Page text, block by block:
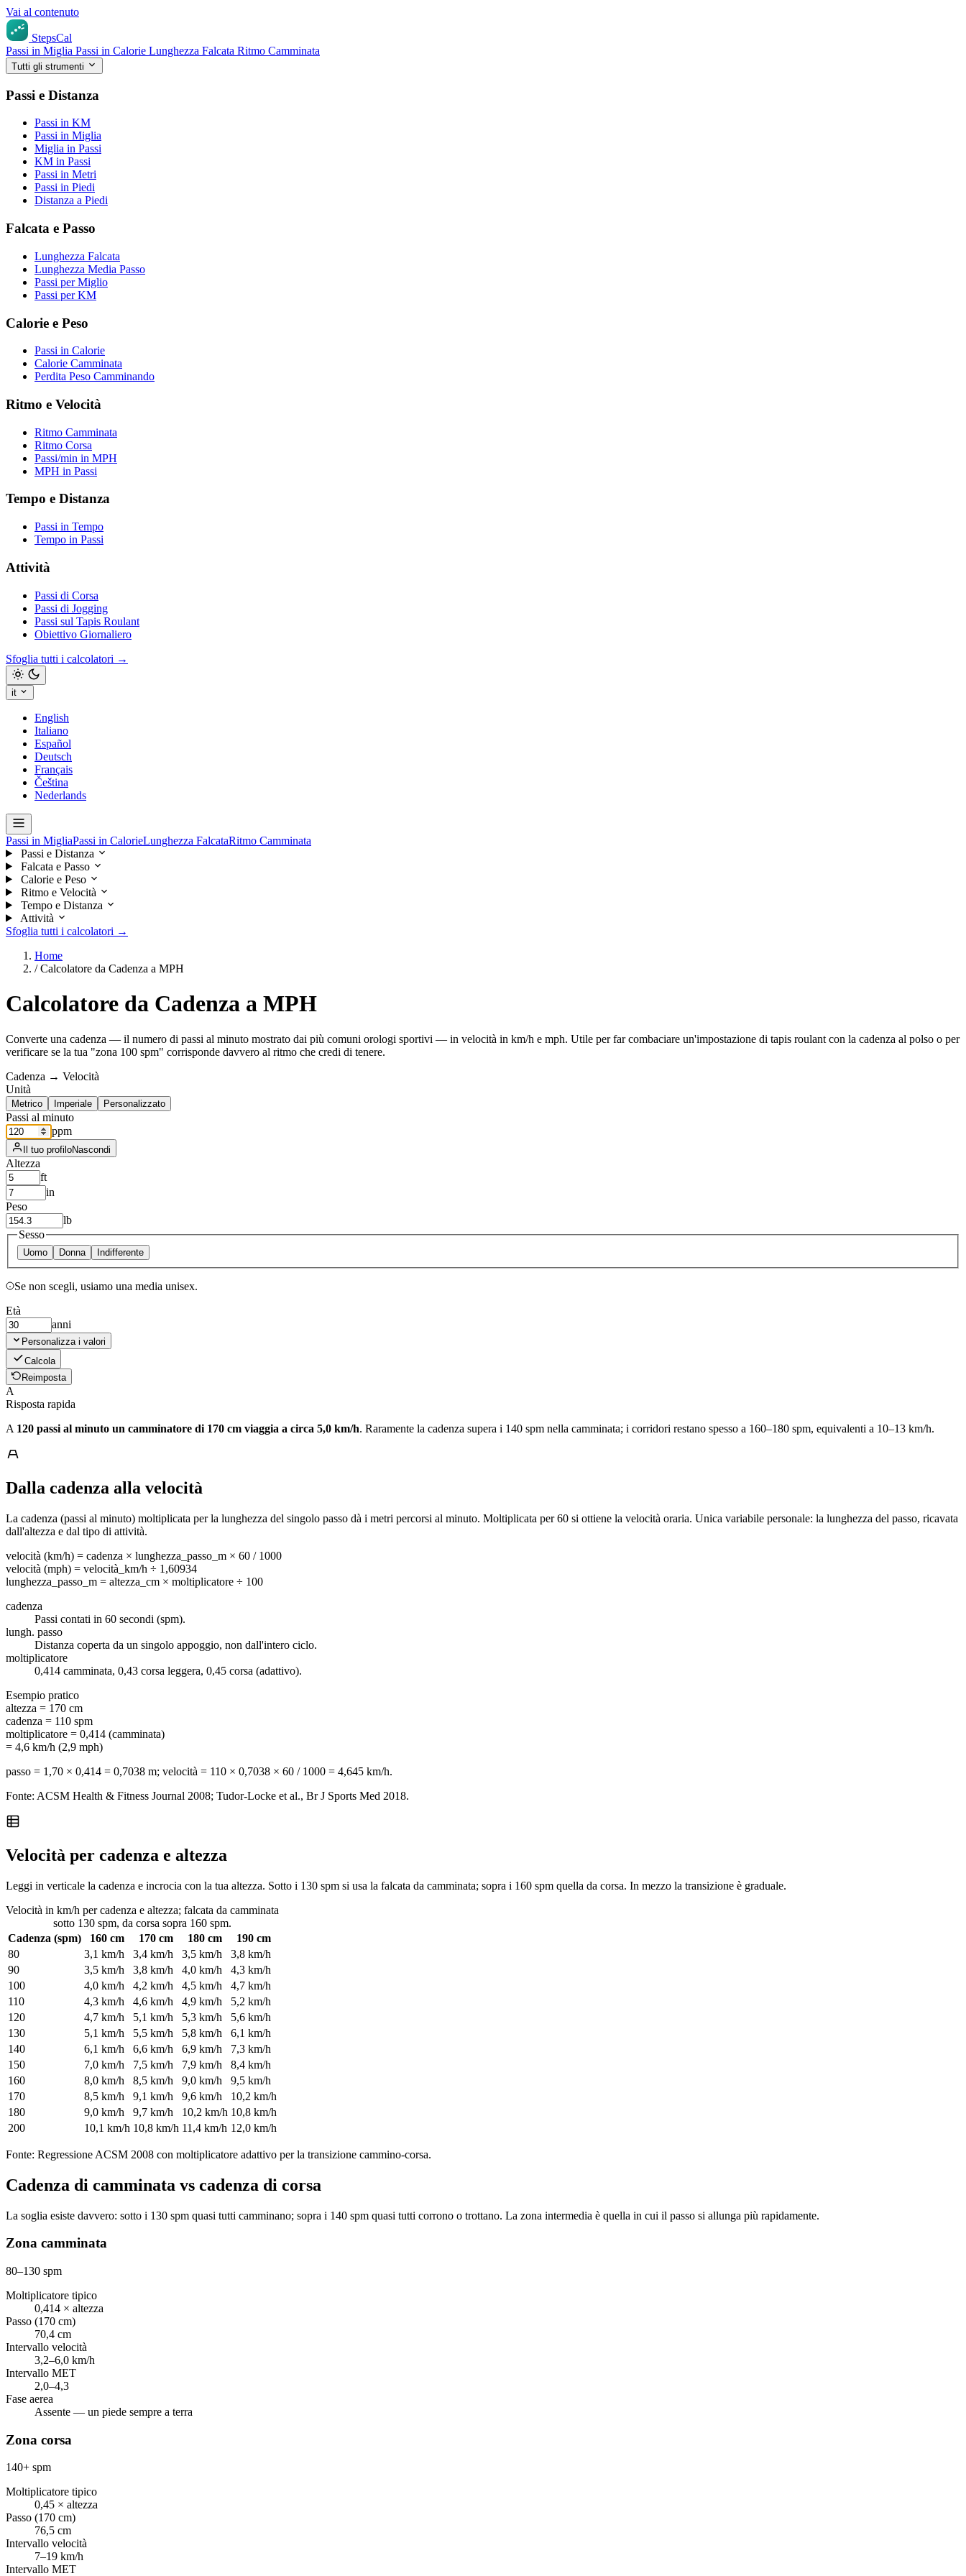
Vai al contenuto
StepsCal
Passi in Miglia Passi in Calorie Lunghezza Falcata Ritmo Camminata
Tutti gli strumenti
Passi e Distanza
Passi in KM
Passi in Miglia
Miglia in Passi
KM in Passi
Passi in Metri
Passi in Piedi
Distanza a Piedi
Falcata e Passo
Lunghezza Falcata
Lunghezza Media Passo
Passi per Miglio
Passi per KM
Calorie e Peso
Passi in Calorie
Calorie Camminata
Perdita Peso Camminando
Ritmo e Velocità
Ritmo Camminata
Ritmo Corsa
Passi/min in MPH
MPH in Passi
Tempo e Distanza
Passi in Tempo
Tempo in Passi
Attività
Passi di Corsa
Passi di Jogging
Passi sul Tapis Roulant
Obiettivo Giornaliero
Sfoglia tutti i calcolatori →
it
English
Italiano
Español
Deutsch
Français
Čeština
Nederlands
Passi in MigliaPassi in CalorieLunghezza FalcataRitmo Camminata
Passi e Distanza
Falcata e Passo
Calorie e Peso
Ritmo e Velocità
Tempo e Distanza
Attività
Sfoglia tutti i calcolatori →
Home
/ Calcolatore da Cadenza a MPH
Calcolatore da Cadenza a MPH
Converte una cadenza — il numero di passi al minuto mostrato dai più comuni orologi sportivi — in velocità in km/h e mph. Utile per far combaciare un'impostazione di tapis roulant con la cadenza al polso o per
verificare se la tua "zona 100 spm" corrisponde davvero al ritmo che credi di tenere.
Cadenza → Velocità
Unità
Metrico Imperiale Personalizzato
Passi al minuto
ppm
Il tuo profiloNascondi
Altezza
ft
in
Peso
lb
Sesso
Uomo Donna Indifferente
Se non scegli, usiamo una media unisex.
Età
anni
Personalizza i valori
Calcola
Reimposta
A
Risposta rapida
A 120 passi al minuto un camminatore di 170 cm viaggia a circa 5,0 km/h. Raramente la cadenza supera i 140 spm nella camminata; i corridori restano spesso a 160–180 spm, equivalenti a 10–13 km/h.
Dalla cadenza alla velocità
La cadenza (passi al minuto) moltiplicata per la lunghezza del singolo passo dà i metri percorsi al minuto. Moltiplicata per 60 si ottiene la velocità oraria. Unica variabile personale: la lunghezza del passo, ricavata
dall'altezza e dal tipo di attività.
velocità (km/h) = cadenza × lunghezza_passo_m × 60 / 1000
velocità (mph) = velocità_km/h ÷ 1,60934
lunghezza_passo_m = altezza_cm × moltiplicatore ÷ 100
cadenza
Passi contati in 60 secondi (spm).
lungh. passo
Distanza coperta da un singolo appoggio, non dall'intero ciclo.
moltiplicatore
0,414 camminata, 0,43 corsa leggera, 0,45 corsa (adattivo).
Esempio pratico
altezza = 170 cm
cadenza = 110 spm
moltiplicatore = 0,414 (camminata)
= 4,6 km/h (2,9 mph)
passo = 1,70 × 0,414 = 0,7038 m; velocità = 110 × 0,7038 × 60 / 1000 = 4,645 km/h.
Fonte: ACSM Health & Fitness Journal 2008; Tudor-Locke et al., Br J Sports Med 2018.
Velocità per cadenza e altezza
Leggi in verticale la cadenza e incrocia con la tua altezza. Sotto i 130 spm si usa la falcata da camminata; sopra i 160 spm quella da corsa. In mezzo la transizione è graduale.
Velocità in km/h per cadenza e altezza; falcata da camminata
sotto 130 spm, da corsa sopra 160 spm.
Cadenza (spm)
160 cm 170 cm 180 cm
190 cm
80
3,1 km/h 3,4 km/h 3,5 km/h
3,8 km/h
90
3,5 km/h 3,8 km/h 4,0 km/h
4,3 km/h
100
4,0 km/h 4,2 km/h 4,5 km/h
4,7 km/h
110
4,3 km/h 4,6 km/h 4,9 km/h
5,2 km/h
120
4,7 km/h 5,1 km/h 5,3 km/h
5,6 km/h
130
5,1 km/h 5,5 km/h 5,8 km/h
6,1 km/h
140
6,1 km/h 6,6 km/h 6,9 km/h
7,3 km/h
150
7,0 km/h 7,5 km/h 7,9 km/h
8,4 km/h
160
8,0 km/h 8,5 km/h 9,0 km/h
9,5 km/h
170
8,5 km/h 9,1 km/h 9,6 km/h
10,2 km/h
180
9,0 km/h 9,7 km/h 10,2 km/h 10,8 km/h
200
10,1 km/h 10,8 km/h 11,4 km/h 12,0 km/h
Fonte: Regressione ACSM 2008 con moltiplicatore adattivo per la transizione cammino-corsa.
Cadenza di camminata vs cadenza di corsa
La soglia esiste davvero: sotto i 130 spm quasi tutti camminano; sopra i 140 spm quasi tutti corrono o trottano. La zona intermedia è quella in cui il passo si allunga più rapidamente.
Zona camminata
80–130 spm
Moltiplicatore tipico
0,414 × altezza
Passo (170 cm)
70,4 cm
Intervallo velocità
3,2–6,0 km/h
Intervallo MET
2,0–4,3
Fase aerea
Assente — un piede sempre a terra
Zona corsa
140+ spm
Moltiplicatore tipico
0,45 × altezza
Passo (170 cm)
76,5 cm
Intervallo velocità
7–19 km/h
Intervallo MET